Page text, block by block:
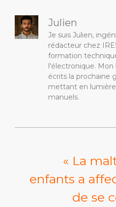
Julien
Je suis Julien,
rédacteur chez
formation
l'électronique. Mon
écrits la prochaine
mettant en
manuels.
« La
enfants a
de se